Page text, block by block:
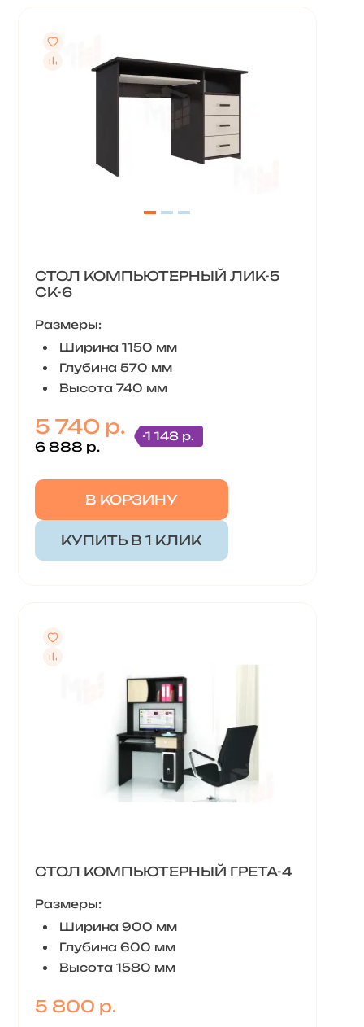
СТОЛ КОМПЬЮТЕРНЫЙ ЛИК-5
СК-6
Размеры:
Ширина 1150 мм
Глубина 570 мм
Высота 740 мм
5 740 р.
6 888 р.
-1 148 р.
В КОРЗИНУ
КУПИТЬ В 1 КЛИК
СТОЛ КОМПЬЮТЕРНЫЙ ГРЕТА-4
Размеры:
Ширина 900 мм
Глубина 600 мм
Высота 1580 мм
5 800 р.